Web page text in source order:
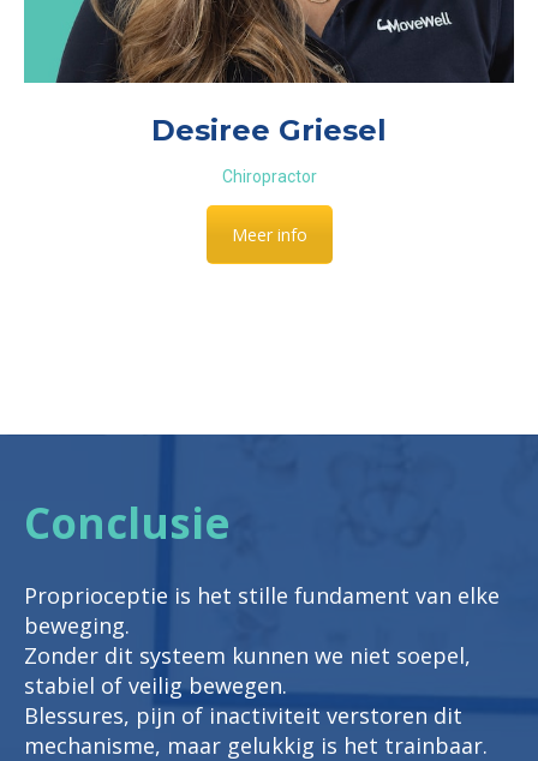
Desiree Griesel
Chiropractor
Meer info
Conclusie
Proprioceptie is het stille fundament van elke
beweging.
Zonder dit systeem kunnen we niet soepel,
stabiel of veilig bewegen.
Blessures, pijn of inactiviteit verstoren dit
mechanisme, maar gelukkig is het trainbaar.